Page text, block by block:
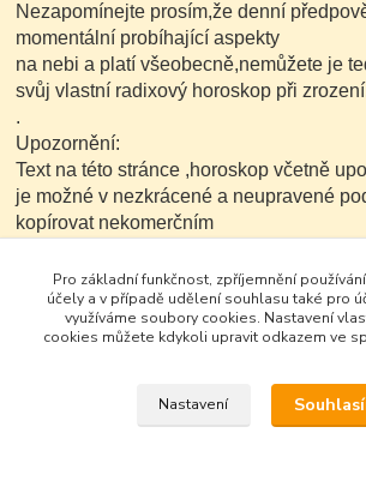
Nezapomínejte prosím,že denní
momentální probíhající aspekty
na nebi a platí všeobecně,nemůžete je
svůj vlastní radixový horoskop při
.
Upozornění:
Text na této stránce ,horoskop včetně
je možné v nezkrácené a neupravené
kopírovat nekomerčním
Pro základní funkčnost, zpříjemnění
účely a v případě udělení souhlasu také pro
využíváme soubory cookies. Nastavení
cookies můžete kdykoli upravit odkazem ve
Nastavení